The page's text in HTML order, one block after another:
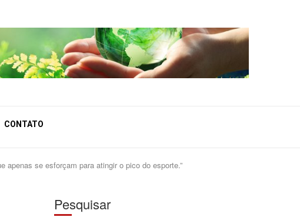
CONTATO
apenas se esforçam para atingir o pico do esporte.”
Pesquisar